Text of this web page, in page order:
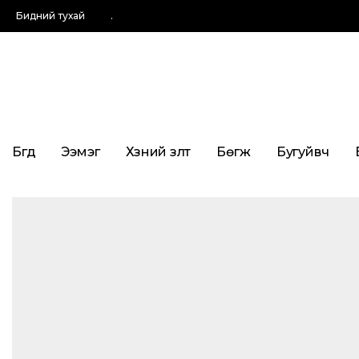
Бидний тухай .
Бүгд Ээмэг Хүзүүний зүүлт Бөгж Бугуйвч